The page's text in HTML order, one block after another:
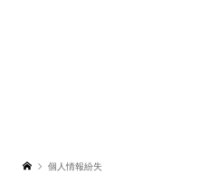
個人情報紛失